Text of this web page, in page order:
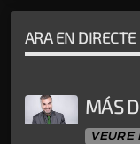
ARA EN DIRECTE
MÁS
VEURE